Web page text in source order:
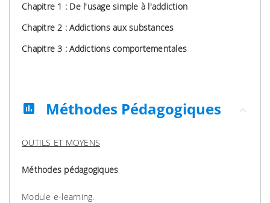
Chapitre 1 : De l'usage simple à l'addiction
Chapitre 2 : Addictions aux substances
Chapitre 3 : Addictions comportementales
assessment Méthodes Pédagogiques
OUTILS ET MOYENS
Méthodes pédagogiques
Module e-learning.